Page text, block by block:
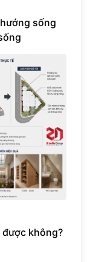
sống
không?